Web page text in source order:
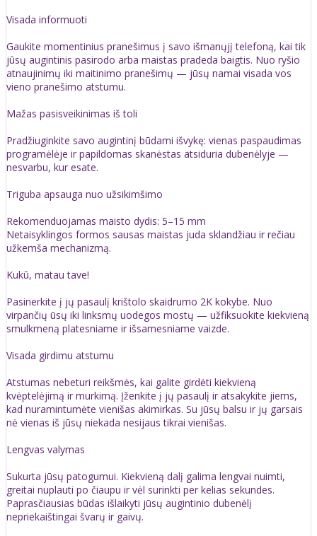
Visada informuoti
Gaukite momentinius pranešimus į savo išmanųjį telefoną, kai tik
jūsų augintinis pasirodo arba maistas pradeda baigtis. Nuo ryšio
atnaujinimų iki maitinimo pranešimų — jūsų namai visada vos
vieno pranešimo atstumu.
Mažas pasisveikinimas iš toli
Pradžiuginkite savo augintinį būdami išvykę: vienas paspaudimas
programėlėje ir papildomas skanėstas atsiduria dubenėlyje —
nesvarbu, kur esate.
Triguba apsauga nuo užsikimšimo
Rekomenduojamas maisto dydis: 5–15 mm
Netaisyklingos formos sausas maistas juda sklandžiau ir rečiau
užkemša mechanizmą.
Kukū, matau tave!
Pasinerkite į jų pasaulį krištolo skaidrumo 2K kokybe. Nuo
virpančių ūsų iki linksmų uodegos mostų — užfiksuokite kiekvieną
smulkmeną platesniame ir išsamesniame vaizde.
Visada girdimu atstumu
Atstumas nebeturi reikšmės, kai galite girdėti kiekvieną
kvėptelėjimą ir murkimą. Įženkite į jų pasaulį ir atsakykite jiems,
kad nuramintumėte vienišas akimirkas. Su jūsų balsu ir jų garsais
nė vienas iš jūsų niekada nesijaus tikrai vienišas.
Lengvas valymas
Sukurta jūsų patogumui. Kiekvieną dalį galima lengvai nuimti,
greitai nuplauti po čiaupu ir vėl surinkti per kelias sekundes.
Paprasčiausias būdas išlaikyti jūsų augintinio dubenėlį
nepriekaištingai švarų ir gaivų.